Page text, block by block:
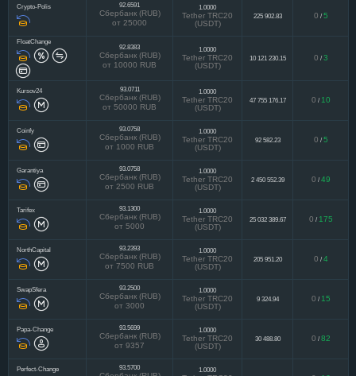
Crypto-Polis 92.6591
Сбербанк (RUB)
от 25000
1.0000
Tether TRC20
(USDT)
225 902.83 0 / 5
FloatChange
92.8383
Сбербанк (RUB)
от 10000 RUB
1.0000
Tether TRC20
(USDT)
10 121 230.15 0 / 3
Kursov24 93.0711
Сбербанк (RUB)
от 50000 RUB
1.0000
Tether TRC20
(USDT)
47 755 176.17 0 / 10
Coinfy 93.0758
Сбербанк (RUB)
от 1000 RUB
1.0000
Tether TRC20
(USDT)
92 582.23 0 / 5
Garantiya 93.0758
Сбербанк (RUB)
от 2500 RUB
1.0000
Tether TRC20
(USDT)
2 450 552.39 0 / 49
Tarifex 93.1300
Сбербанк (RUB)
от 5000
1.0000
Tether TRC20
(USDT)
25 032 389.67 0 / 175
NorthCapital 93.2393
Сбербанк (RUB)
от 7500 RUB
1.0000
Tether TRC20
(USDT)
205 951.20 0 / 4
SwapSfera 93.2500
Сбербанк (RUB)
от 3000
1.0000
Tether TRC20
(USDT)
9 324.94 0 / 15
Papa-Change 93.5699
Сбербанк (RUB)
от 9357
1.0000
Tether TRC20
(USDT)
30 488.80 0 / 82
Perfect-Change 93.5700 1.0000